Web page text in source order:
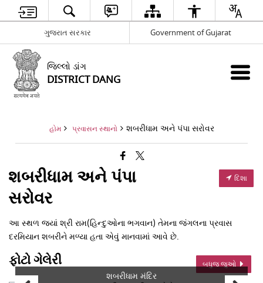
ગુજરાત સરકાર Government of Gujarat
જિલ્લો ડાંગ
DISTRICT DANG
હોમ પ્રવાસન સ્થાનો શબરીધામ અને પંપા સરોવર
શબરીધામ અને પંપા
સરોવર
દિશા
આ સ્થળ જ્યાં શ્રી રામ(હિન્દુઓના ભગવાન) તેમના જંગલના પ્રવાસ
દરમિયાન શબરીને મળ્યા હતા એવું માનવામાં આવે છે.
ફોટો ગેલેરી બધુજ જુઓ
શબરીધામ મંદિર